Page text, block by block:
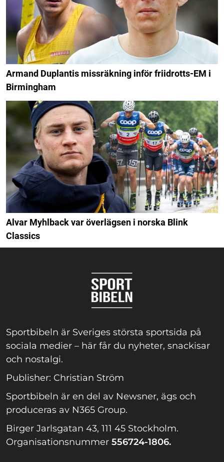
Armand Duplantis missräkning inför friidrotts-EM i
Birmingham
Alvar Myhlback var överlägsen i norska Blink
Classics
Sportbibeln är Sveriges största sportsida på
sociala medier – här får du nyheter, snackisar
och nostalgi.
Publisher: Christian Ström
Sportbibeln är en del av Newsner, ägs och
produceras av N365 Group.
Birger Jarlsgatan 43, 111 45 Stockholm.
Organisationsnummer 556724-1806.